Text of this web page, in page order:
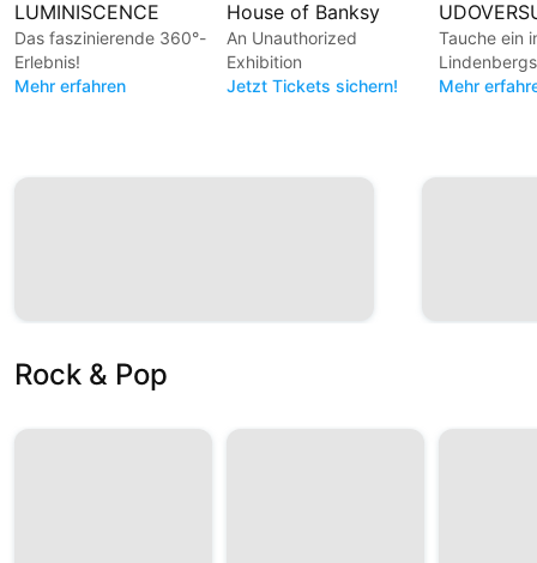
LUMINISCENCE
Das faszinierende 360°-
Erlebnis!
Mehr erfahren
House of Banksy
An Unauthorized
Exhibition
Jetzt Tickets sichern!
Tauche ein
Lindenbergs
Mehr
Rock & Pop